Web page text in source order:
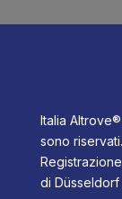
Italia
sono riservati.
di Düsseldorf